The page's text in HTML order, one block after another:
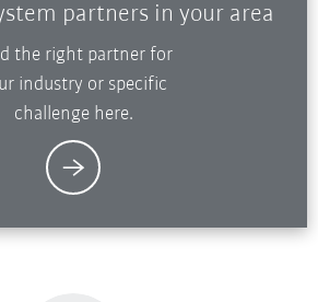
partners in your area
the right partner for
industry or specific
challenge here.